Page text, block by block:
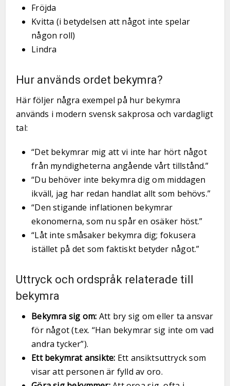
Fröjda
Kvitta (i betydelsen att något inte spelar
någon roll)
Lindra
Hur används ordet bekymra?
Här följer några exempel på hur bekymra
används i modern svensk sakprosa och vardagligt
tal:
“Det bekymrar mig att vi inte har hört något
från myndigheterna angående vårt tillstånd.”
“Du behöver inte bekymra dig om middagen
ikväll, jag har redan handlat allt som behövs.”
“Den stigande inflationen bekymrar
ekonomerna, som nu spår en osäker höst.”
“Låt inte småsaker bekymra dig; fokusera
istället på det som faktiskt betyder något.”
Uttryck och ordspråk relaterade till
bekymra
Bekymra sig om: Att bry sig om eller ta ansvar
för något (t.ex. “Han bekymrar sig inte om vad
andra tycker”).
Ett bekymrat ansikte: Ett ansiktsuttryck som
visar att personen är fylld av oro.